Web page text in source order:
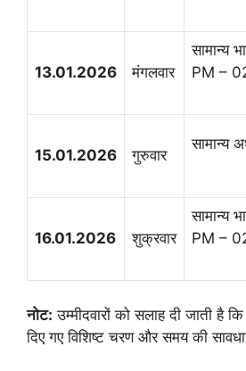
13.01.2026 मंगलवार
सामान्य
PM –
15.01.2026 गुरुवार
सामान्य
16.01.2026 शुक्रवार
सामान्य
PM –
नोट: उम्मीदवारों को सलाह दी जाती है
दिए गए विशिष्ट चरण और समय की